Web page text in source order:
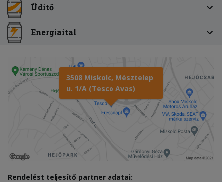
Üdítő
Energiaital
3508 Miskolc, Mésztelep
u. 1/A (Tesco Avas)
Rendelést teljesítő partner adatai: